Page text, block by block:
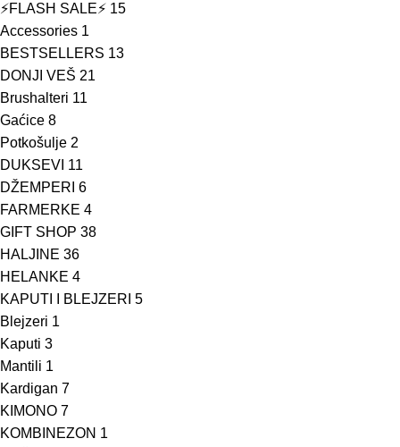
⚡FLASH SALE⚡ 15
Accessories 1
BESTSELLERS 13
DONJI VEŠ 21
Brushalteri 11
Gaćice 8
Potkošulje 2
DUKSEVI 11
DŽEMPERI 6
FARMERKE 4
GIFT SHOP 38
HALJINE 36
HELANKE 4
KAPUTI I BLEJZERI 5
Blejzeri 1
Kaputi 3
Mantili 1
Kardigan 7
KIMONO 7
KOMBINEZON 1